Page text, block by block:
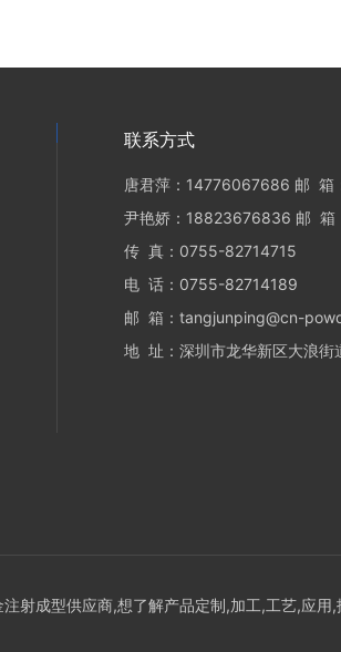
联系方式
唐君萍：14776067686 邮 箱
尹艳娇：18823676836 邮 箱
传 真：0755-82714715
电 话：0755-82714189
邮 箱：tangjunping@cn-
地 址：深圳市龙华新区大浪街
射成型供应商,想了解产品定制,加工,工艺,应用